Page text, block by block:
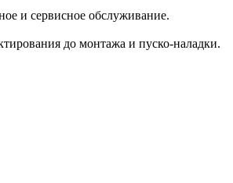
и сервисное обслуживание.
до монтажа и пуско-наладки.